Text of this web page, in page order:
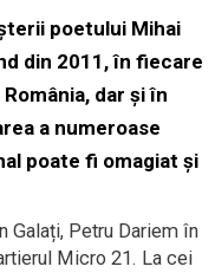
poetului Mihai
din 2011, în fiecare
dar și în
a numeroase
poate fi omagiat și
Galați, Petru Dariem în
Micro 21. La cei